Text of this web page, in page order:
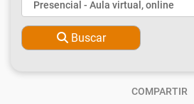
Buscar
COMPARTIR